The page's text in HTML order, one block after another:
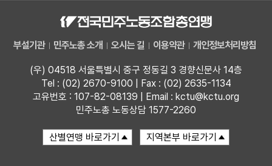
부설기관 민주노총 소개 오시는 길 이용약관 개인정보처리방침
(우) 04518 서울특별시 중구 정동길 3 경향신문사 14층
Tel : (02) 2670-9100 | Fax : (02) 2635-1134
고유번호 : 107-82-08139 | Email : kctu@kctu.org
민주노총 노동상담 1577-2260